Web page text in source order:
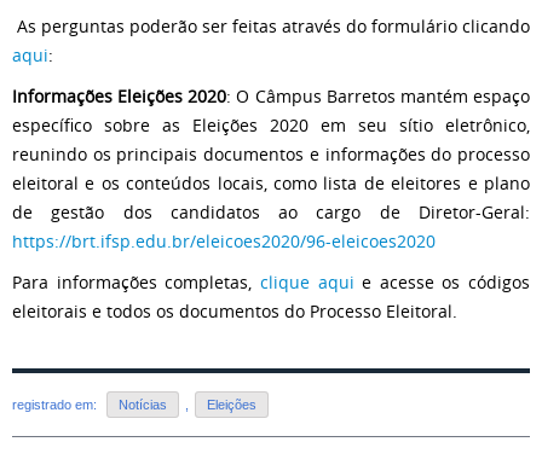
As perguntas poderão ser feitas através do formulário clicando
aqui:
Informações Eleições 2020: O Câmpus Barretos mantém espaço
específico sobre as Eleições 2020 em seu sítio eletrônico,
reunindo os principais documentos e informações do processo
eleitoral e os conteúdos locais, como lista de eleitores e plano
de gestão dos candidatos ao cargo de Diretor-Geral:
https://brt.ifsp.edu.br/eleicoes2020/96-eleicoes2020
Para informações completas, clique aqui e acesse os códigos
eleitorais e todos os documentos do Processo Eleitoral.
registrado em: Notícias Eleições